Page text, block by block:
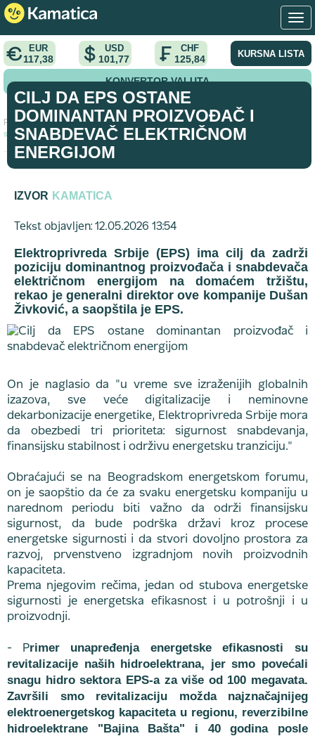
EUR
117,38
USD
101,77
CHF
125,84 KURSNA LISTA
KONVERTOR VALUTA
Početna > vest >
Cilj da EPS ostane dominantan proizvođač i
snabdevač električnom energijom
CILJ DA EPS OSTANE
DOMINANTAN PROIZVOĐAČ I
SNABDEVAČ ELEKTRIČNOM
ENERGIJOM
IZVOR KAMATICA
Tekst objavljen: 12.05.2026 13:54
Elektroprivreda Srbije (EPS) ima cilj da zadrži
poziciju dominantnog proizvođača i snabdevača
električnom energijom na domaćem tržištu,
rekao je generalni direktor ove kompanije Dušan
Živković, a saopštila je EPS.
On je naglasio da "u vreme sve izraženijih globalnih
izazova, sve veće digitalizacije i neminovne
dekarbonizacije energetike, Elektroprivreda Srbije mora
da obezbedi tri prioriteta: sigurnost snabdevanja,
finansijsku stabilnost i održivu energetsku tranziciju."
Obraćajući se na Beogradskom energetskom forumu,
on je saopštio da će za svaku energetsku kompaniju u
narednom periodu biti važno da održi finansijsku
sigurnost, da bude podrška državi kroz procese
energetske sigurnosti i da stvori dovoljno prostora za
razvoj, prvenstveno izgradnjom novih proizvodnih
kapaciteta.
Prema njegovim rečima, jedan od stubova energetske
sigurnosti je energetska efikasnost i u potrošnji i u
proizvodnji.
- Primer unapređenja energetske efikasnosti su
revitalizacije naših hidroelektrana, jer smo povećali
snagu hidro sektora EPS-a za više od 100 megavata.
Završili smo revitalizaciju možda najznačajnijeg
elektroenergetskog kapaciteta u regionu, reverzibilne
hidroelektrane "Bajina Bašta" i 40 godina posle